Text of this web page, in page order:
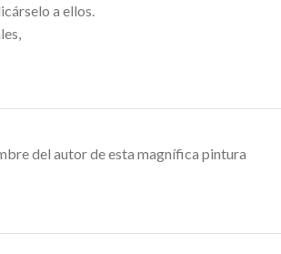
a ellos.
del autor de esta magnífica pintura